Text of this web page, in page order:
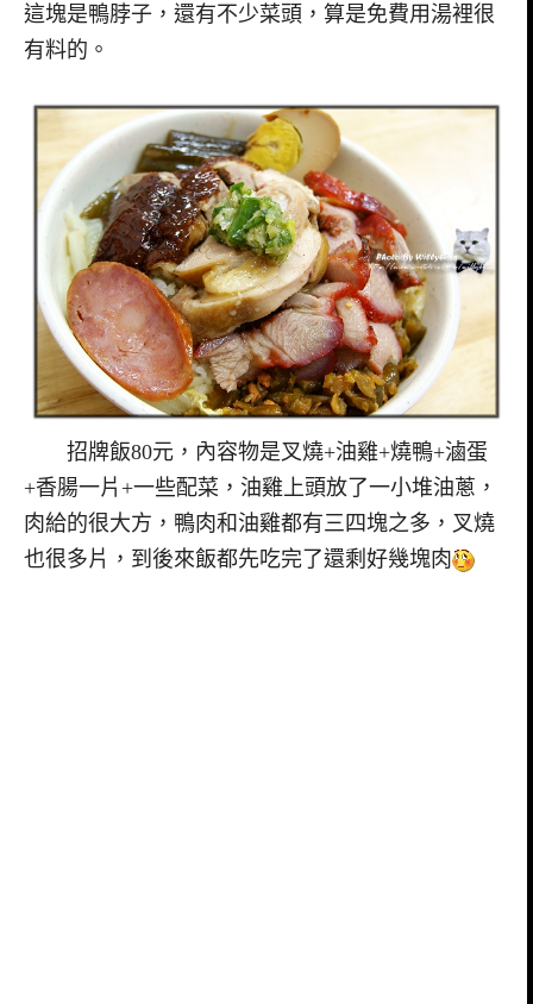
這塊是鴨脖子，還有不少菜頭，算是免費用湯裡很
有料的。
招牌飯80元，內容物是叉燒+油雞+燒鴨+滷蛋
+香腸一片+一些配菜，油雞上頭放了一小堆油蔥，
肉給的很大方，鴨肉和油雞都有三四塊之多，叉燒
也很多片，到後來飯都先吃完了還剩好幾塊肉